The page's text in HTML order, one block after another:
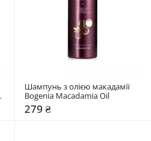
Шампунь з олією макадамії
Bogenia Macadamia Oil
279 ₴